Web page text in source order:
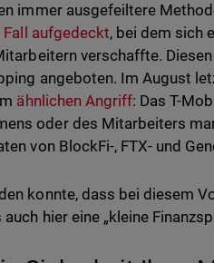
immer ausgefeiltere
Fall aufgedeckt, bei dem sich
verschaffte.
angeboten. Im August
ähnlichen Angriff: Das T-
oder des Mitarbeiters
von BlockFi-, FTX- und
konnte, dass bei diesem
hier eine „kleine